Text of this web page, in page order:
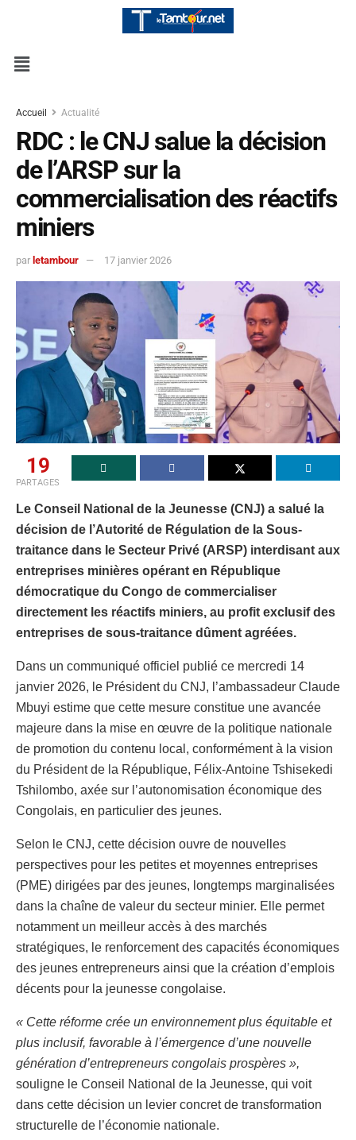
Accueil Actualité
RDC : le CNJ salue la décision
de l’ARSP sur la
commercialisation des réactifs
miniers
par letambour 17 janvier 2026
19
PARTAGES
Le Conseil National de la Jeunesse (CNJ) a salué la
décision de l’Autorité de Régulation de la Sous-
traitance dans le Secteur Privé (ARSP) interdisant aux
entreprises minières opérant en République
démocratique du Congo de commercialiser
directement les réactifs miniers, au profit exclusif des
entreprises de sous-traitance dûment agréées.
Dans un communiqué officiel publié ce mercredi 14
janvier 2026, le Président du CNJ, l’ambassadeur Claude
Mbuyi estime que cette mesure constitue une avancée
majeure dans la mise en œuvre de la politique nationale
de promotion du contenu local, conformément à la vision
du Président de la République, Félix-Antoine Tshisekedi
Tshilombo, axée sur l’autonomisation économique des
Congolais, en particulier des jeunes.
Selon le CNJ, cette décision ouvre de nouvelles
perspectives pour les petites et moyennes entreprises
(PME) dirigées par des jeunes, longtemps marginalisées
dans la chaîne de valeur du secteur minier. Elle permet
notamment un meilleur accès à des marchés
stratégiques, le renforcement des capacités économiques
des jeunes entrepreneurs ainsi que la création d’emplois
décents pour la jeunesse congolaise.
« Cette réforme crée un environnement plus équitable et
plus inclusif, favorable à l’émergence d’une nouvelle
génération d’entrepreneurs congolais prospères »,
souligne le Conseil National de la Jeunesse, qui voit
dans cette décision un levier concret de transformation
structurelle de l’économie nationale.